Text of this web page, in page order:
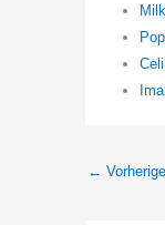
←